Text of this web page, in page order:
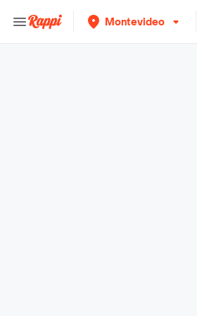
Montevideo